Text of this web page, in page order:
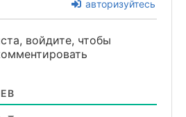
авторизуйтесь
войдите, чтобы